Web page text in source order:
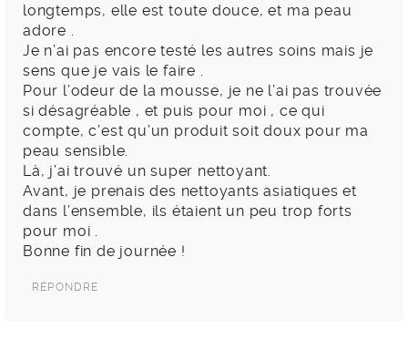
longtemps, elle est toute douce, et ma peau
adore .
Je n’ai pas encore testé les autres soins mais je
sens que je vais le faire .
Pour l’odeur de la mousse, je ne l’ai pas trouvée
si désagréable , et puis pour moi , ce qui
compte, c’est qu’un produit soit doux pour ma
peau sensible.
Là, j’ai trouvé un super nettoyant.
Avant, je prenais des nettoyants asiatiques et
dans l’ensemble, ils étaient un peu trop forts
pour moi .
Bonne fin de journée !
RÉPONDRE